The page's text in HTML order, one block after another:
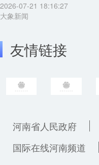
2026-07-21 18:16:27
大象新闻
友情链接
河南省人民政府
国际在线河南频道